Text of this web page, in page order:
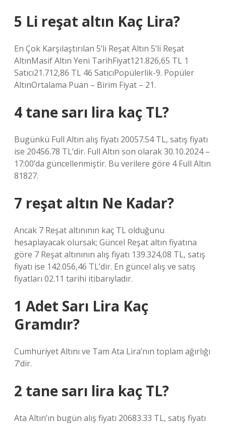
5 Li reşat altın Kaç Lira?
En Çok Karşılaştırılan 5’li Reşat Altın 5’li Reşat
AltınMasif Altın Yeni TarihFiyat121.826,65 TL 1
Satıcı21.712,86 TL 46 SatıcıPopülerlik-9. Popüler
AltınOrtalama Puan – Birim Fiyat – 21.
4 tane sarı lira kaç TL?
Bugünkü Full Altın alış fiyatı 20057.54 TL, satış fiyatı
ise 20456.78 TL’dir. Full Altın son olarak 30.10.2024 –
17:00’da güncellenmiştir. Bu verilere göre 4 Full Altın
81827.
7 reşat altın Ne Kadar?
Ancak 7 Reşat altınının kaç TL olduğunu
hesaplayacak olursak; Güncel Reşat altın fiyatına
göre 7 Reşat altınının alış fiyatı 139.324,08 TL, satış
fiyatı ise 142.056,46 TL’dir. En güncel alış ve satış
fiyatları 02.11 tarihi itibarıyladır.
1 Adet Sarı Lira Kaç
Gramdır?
Cumhuriyet Altını ve Tam Ata Lira’nın toplam ağırlığı
7’dir.
2 tane sarı lira kaç TL?
Ata Altın’ın bugün alış fiyatı 20683.33 TL, satış fiyatı